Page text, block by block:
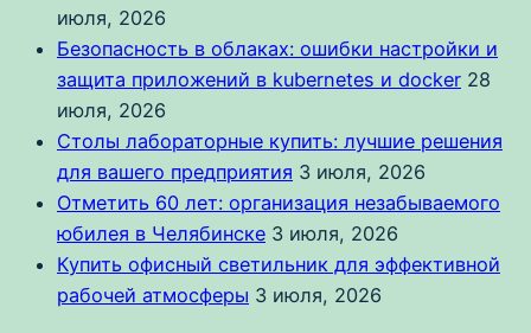
июля, 2026
Безопасность в облаках: ошибки настройки и
защита приложений в kubernetes и docker 28
июля, 2026
Столы лабораторные купить: лучшие решения
для вашего предприятия 3 июля, 2026
Отметить 60 лет: организация незабываемого
юбилея в Челябинске 3 июля, 2026
Купить офисный светильник для эффективной
рабочей атмосферы 3 июля, 2026